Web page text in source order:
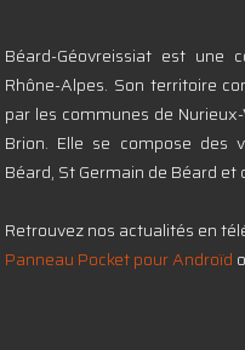
Béard-Géovreissiat est une
Rhône-Alpes. Son territoire
par les communes de
Brion. Elle se compose des
Béard, St Germain de Béard et
Retrouvez nos actualités en
Panneau Pocket pour Androïd